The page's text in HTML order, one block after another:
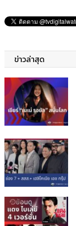
ข่าวล่าสุด